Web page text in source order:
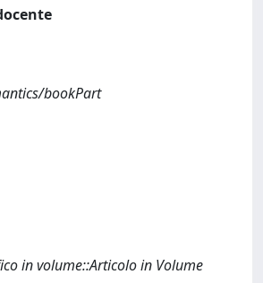
bookPart
in volume::Articolo in Volume